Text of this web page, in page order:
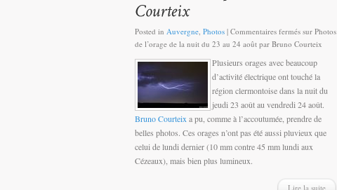
Posted in Auvergne, Photos | Commentaires fermés sur Photos
de l’orage de la nuit du 23 au 24 août par Bruno Courteix
Plusieurs orages avec beaucoup
d’activité électrique ont touché la
région clermontoise dans la nuit du
jeudi 23 août au vendredi 24 août.
Bruno Courteixa pu, comme à l’accoutumée, prendre de
belles photos. Ces orages n’ont pas été aussi pluvieux que
celui de lundi dernier (10 mm contre 45 mm lundi aux
Cézeaux), mais bien plus lumineux.
Lire la suite